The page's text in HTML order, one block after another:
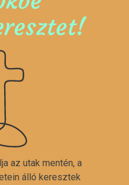
az utak mentén, a
álló keresztek